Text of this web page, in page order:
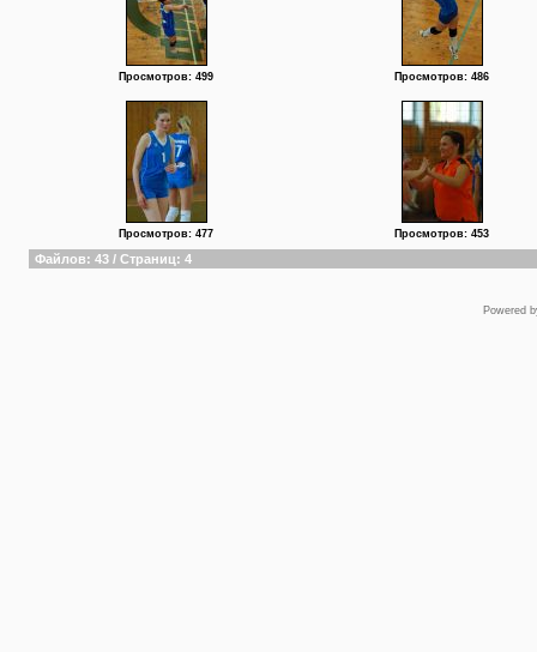
Просмотров: 499 Просмотров: 486
Просмотров: 477 Просмотров: 453
Файлов: 43 / Страниц: 4
Powered